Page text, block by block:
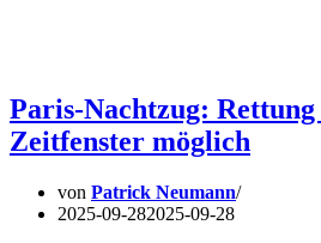
Paris-Nachtzug:
Zeitfenster möglich
von Patrick Neumann
2025-09-282025-09-28